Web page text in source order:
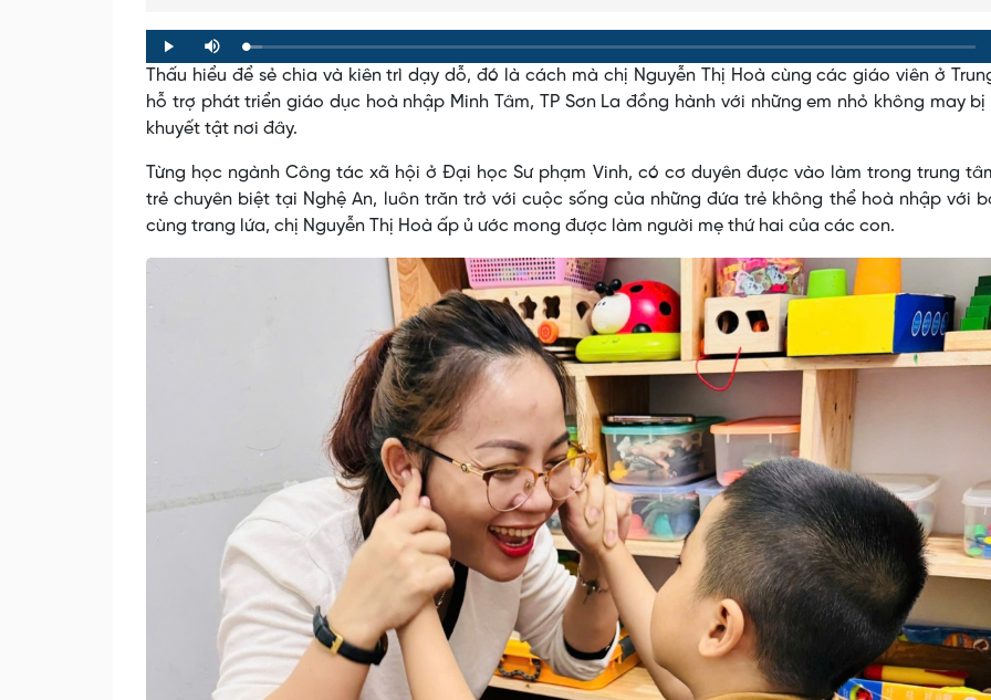
Play Mute Loaded:
0%
Progress:
0%
Thấu hiểu để sẻ chia và kiên trì dạy dỗ, đó là cách mà chị Nguyễn Thị Hoà cùng các giáo viên ở
hỗ trợ phát triển giáo dục hoà nhập Minh Tâm, TP Sơn La đồng hành với những em nhỏ không may bị
khuyết tật nơi đây.
Từng học ngành Công tác xã hội ở Đại học Sư phạm Vinh, có cơ duyên được vào làm trong trung
trẻ chuyên biệt tại Nghệ An, luôn trăn trở với cuộc sống của những đứa trẻ không thể hoà nhập với
cùng trang lứa, chị Nguyễn Thị Hoà ấp ủ ước mong được làm người mẹ thứ hai của các con.